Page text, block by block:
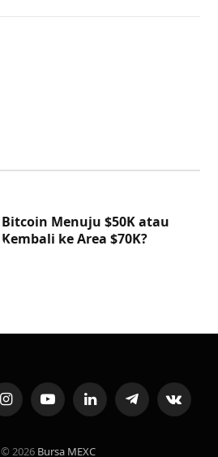
Bitcoin Menuju $50K atau
Kembali ke Area $70K?
InstagramYouTubeLinkedInTelegramVKontakte
© 2026 Bursa MEXC